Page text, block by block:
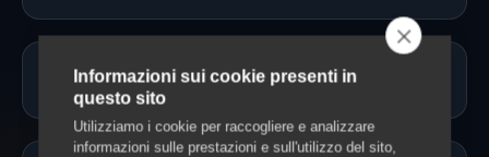
Servono vaccinazioni o documenti?
Informazioni sui cookie presenti in
questo sito
Utilizziamo i cookie per raccogliere e analizzare
informazioni sulle prestazioni e sull'utilizzo del sito,